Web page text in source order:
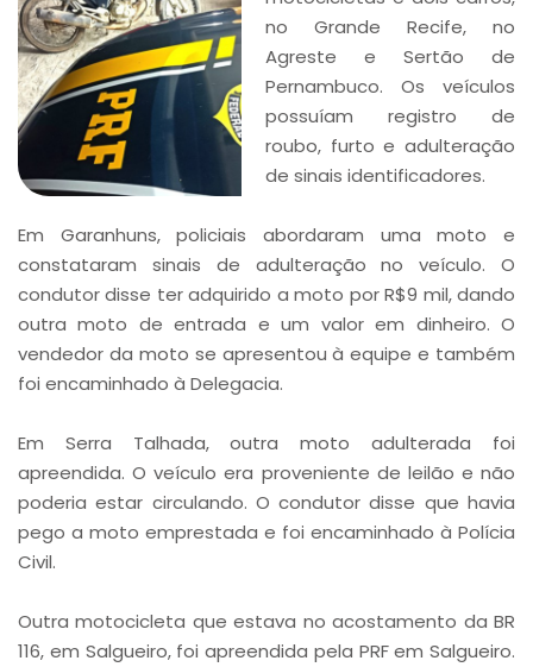
no Grande Recife, no
Agreste e Sertão de
Pernambuco. Os veículos
possuíam registro de
roubo, furto e adulteração
de sinais identificadores.
Em Garanhuns, policiais abordaram uma moto e
constataram sinais de adulteração no veículo. O
condutor disse ter adquirido a moto por R$9 mil, dando
outra moto de entrada e um valor em dinheiro. O
vendedor da moto se apresentou à equipe e também
foi encaminhado à Delegacia.
Em Serra Talhada, outra moto adulterada foi
apreendida. O veículo era proveniente de leilão e não
poderia estar circulando. O condutor disse que havia
pego a moto emprestada e foi encaminhado à Polícia
Civil.
Outra motocicleta que estava no acostamento da BR
116, em Salgueiro, foi apreendida pela PRF em Salgueiro.